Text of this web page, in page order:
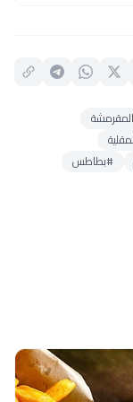
#بطاطس